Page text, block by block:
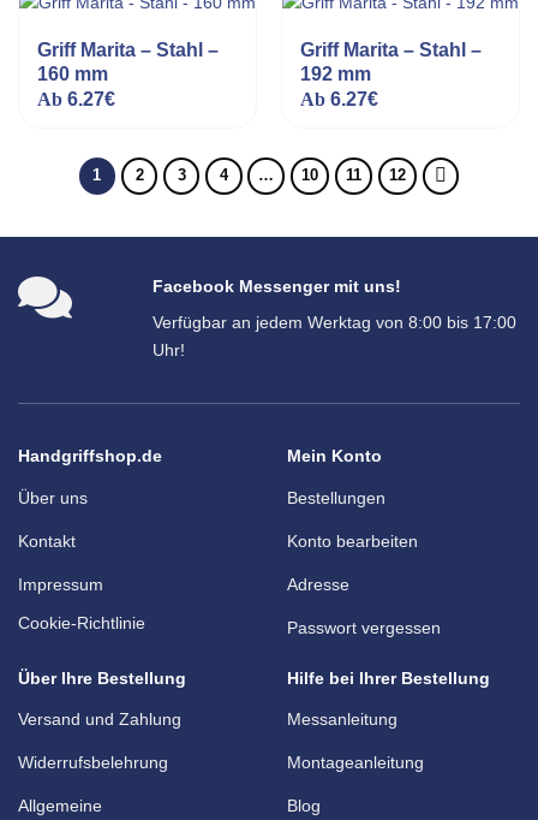
Griff Marita – Stahl –
160 mm
Ab 6.27€
Griff Marita – Stahl –
192 mm
Ab 6.27€
1 2 3 4 … 10 11 12
Facebook Messenger mit uns!
Verfügbar an jedem Werktag von 8:00 bis 17:00
Uhr!
Handgriffshop.de
Über uns
Kontakt
Impressum
Cookie-Richtlinie
Mein Konto
Bestellungen
Konto bearbeiten
Adresse
Passwort vergessen
Über Ihre Bestellung
Versand und Zahlung
Widerrufsbelehrung
Allgemeine
Hilfe bei Ihrer Bestellung
Messanleitung
Montageanleitung
Blog